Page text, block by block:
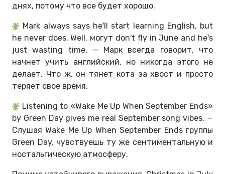
днях, потому что все будет хорошо.
Mark always says he'll start learning English, but
he never does. Well, могут don't fly in June and he's
just wasting time. — Марк всегда говорит, что
начнет учить английский, но никогда этого не
делает. Что ж, он тянет кота за хвост и просто
теряет свое время.
Listening to «Wake Me Up When September Ends»
by Green Day gives me real September song vibes. —
Слушая Wake Me Up When September Ends группы
Green Day, чувствуешь ту же сентиментальную и
ностальгическую атмосферу.